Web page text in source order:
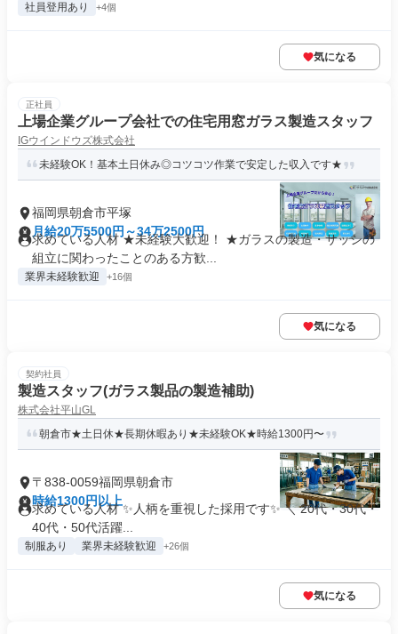
社員登用あり +4個
気になる
正社員
上場企業グループ会社での住宅用窓ガラス製造スタッフ
IGウインドウズ株式会社
未経験OK！基本土日休み◎コツコツ作業で安定した収入です★
福岡県朝倉市平塚
月給20万5500円～34万2500円
求めている人材 ★未経験大歓迎！ ★ガラスの製造・サッシの
組立に関わったことのある方歓...
業界未経験歓迎 +16個
気になる
契約社員
製造スタッフ(ガラス製品の製造補助)
株式会社平山GL
朝倉市★土日休★長期休暇あり★未経験OK★時給1300円〜
〒838-0059福岡県朝倉市
時給1300円以上
求めている人材 ✨人柄を重視した採用です✨ ＼ 20代・30代・
40代・50代活躍...
制服あり 業界未経験歓迎 +26個
気になる